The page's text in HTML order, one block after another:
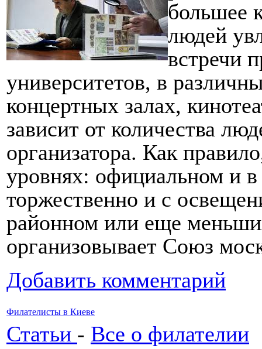
большее
людей
встречи
университетов, в
концертных залах,
зависит от количества
организатора. Как
уровнях: официальном и
торжественно и с
районном или еще
организовывает Союз
Добавить комментарий
Филателисты в Киеве
Статьи - Все о филателии